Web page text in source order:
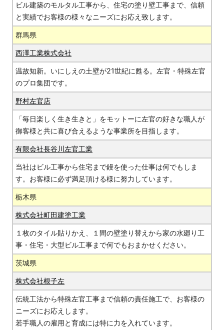
ビル建築のモルタル工事から、住宅の塗り壁工事まで、信頼
と実績でお客様の様々なニーズにお応え致します。
群馬県
西澤工業株式会社
温故知新。いにしえの土壁が21世紀に甦る。左官・特殊左官
のプロ集団です。
野村左官店
「毎日楽しく生き生きと」をモットーに左官の好きな職人が
御客様と共に喜び合えるような事業所を目指します。
有限会社長谷川左官工業
当社はビル工事から住宅まで鏝を使った仕事は何でもしま
す。お客様に必ず満足頂ける様に努力しています。
栃木県
株式会社町田建塗工業
１枚のタイル貼りかえ、１間の壁塗り替えから家の水廻り工
事・住宅・大型ビル工事まで何でもおまかせください。
茨城県
株式会社根子左
伝統工法から特殊左官工事まで信頼の責任施工で、お客様の
ニーズにお応えします。
若手職人の雇用と育成には特に力を入れています。